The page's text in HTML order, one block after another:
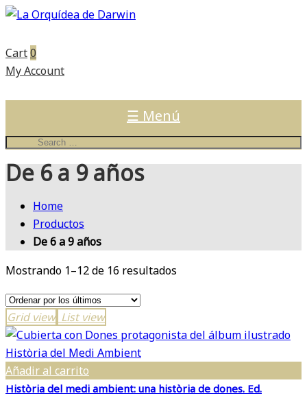
Cart0
My Account
☰ Menú
De 6 a 9 años
Home
Productos
De 6 a 9 años
Mostrando 1–12 de 16 resultados
Grid view List view
Añadir al carrito
Història del medi ambient: una història de dones. Ed.